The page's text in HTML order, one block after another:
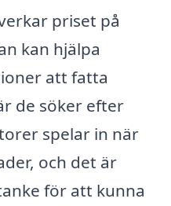
priset på
kan hjälpa
att fatta
de söker efter
spelar in när
och det är
för att kunna